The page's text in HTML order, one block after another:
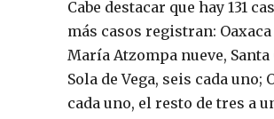
Cabe destacar que hay 131
más casos registran: Oaxaca
María Atzompa nueve,
Sola de Vega, seis cada
cada uno, el resto de tres a